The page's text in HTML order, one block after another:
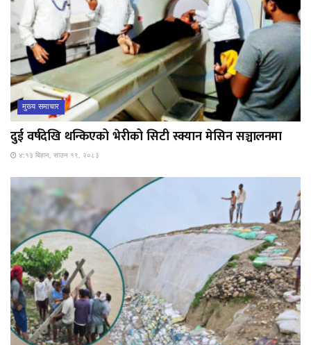
मुख्य समाचार
दुई वर्षदेखि थन्किएको भेरीको सिटी स्क्यान मेसिन सञ्चालनमा
४:१३ बिहान, साउन १९, २०८३